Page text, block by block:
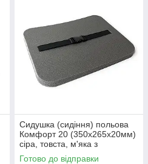
Сидушка (сидіння) польова
Комфорт 20 (350х265х20мм)
сіра, товста, м'яка з
кріпленням на пояс
Готово до відправки